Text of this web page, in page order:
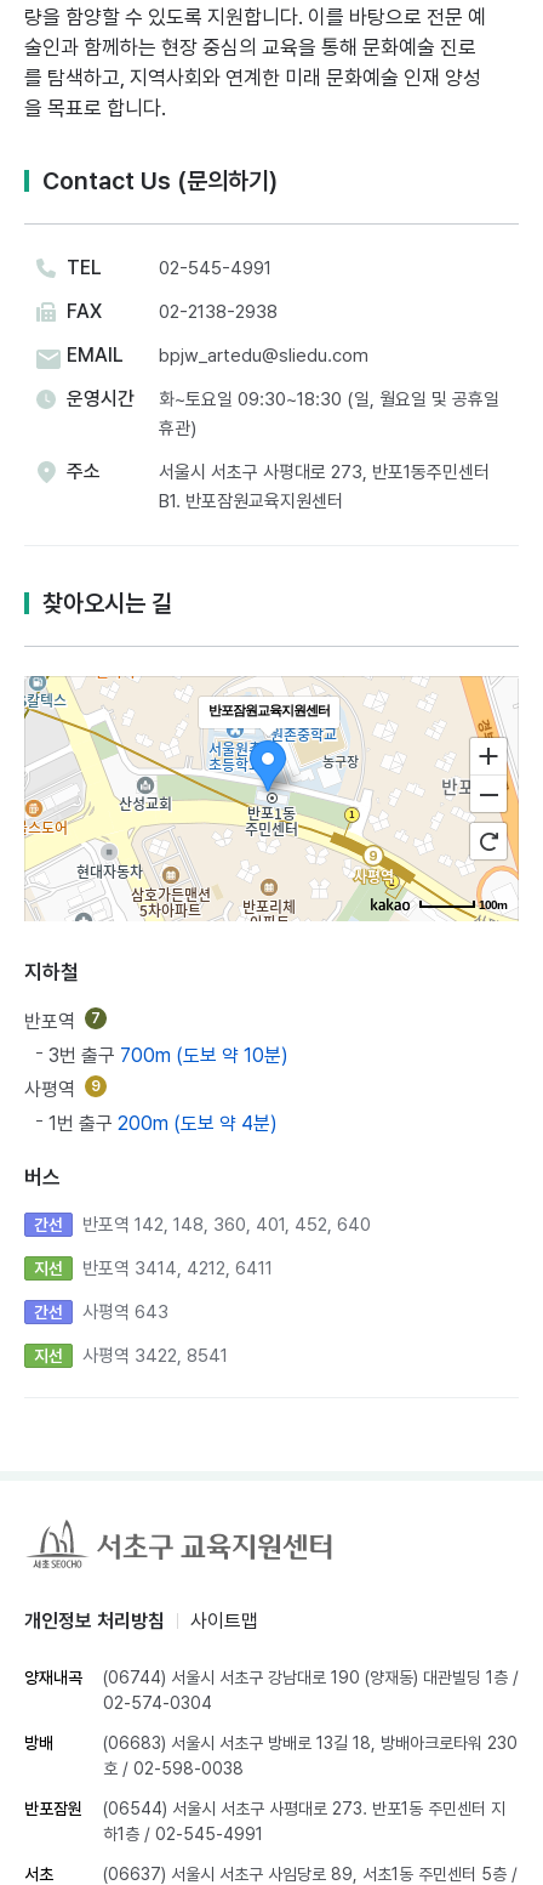
량을 함양할 수 있도록 지원합니다. 이를 바탕으로 전문 예
술인과 함께하는 현장 중심의 교육을 통해 문화예술 진로
를 탐색하고, 지역사회와 연계한 미래 문화예술 인재 양성
을 목표로 합니다.
Contact Us (문의하기)
TEL 02-545-4991
FAX 02-2138-2938
EMAIL bpjw_artedu@sliedu.com
운영시간
화~토요일 09:30~18:30 (일, 월요일 및 공휴일
휴관)
주소
서울시 서초구 사평대로 273, 반포1동주민센터
B1. 반포잠원교육지원센터​
찾아오시는 길
반포잠원교육지원센터
100m
지하철
반포역 7
3번 출구 700m (도보 약 10분)
사평역
9
1번 출구 200m (도보 약 4분)
버스
간선 반포역 142, 148, 360, 401, 452, 640
지선 반포역 3414, 4212, 6411
간선 사평역 643
지선 사평역 3422, 8541
개인정보 처리방침 사이트맵
양재내곡 (06744) 서울시 서초구 강남대로 190 (양재동) 대관빌딩 1층 /
02-574-0304
방배
(06683) 서울시 서초구 방배로 13길 18, 방배아크로타워 230
호 / 02-598-0038
반포잠원
(06544) 서울시 서초구 사평대로 273. 반포1동 주민센터 지
하1층 / 02-545-4991
서초 (06637) 서울시 서초구 사임당로 89, 서초1동 주민센터 5층 /